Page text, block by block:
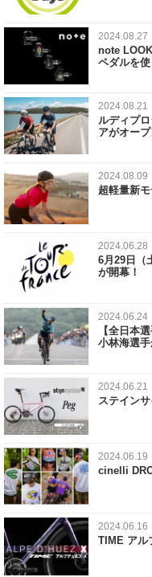
2024.08.27
note
ペダルを
2024.08.21
ルディプ
アがオープ
2024.08.09
超軽量新
2024.06.28
6月29日（
が開幕！
2024.06.24
【全日本
小林海選
2024.06.21
ステイン
2024.06.19
cinelli
2024.06.16
TIME アル